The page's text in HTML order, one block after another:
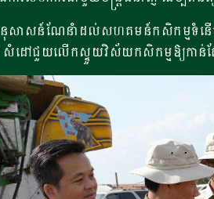
អនុសាសន៍ណែនាំដល់សហគមន៍កសិកម្ម
សំដៅជួយលើកស្ទួយវិស័យកសិកម្មឱ្យកាន់ត